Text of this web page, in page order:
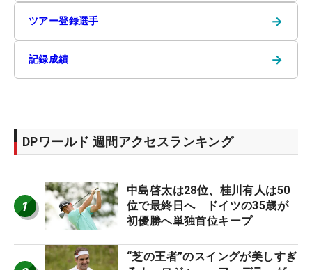
ツアー登録選手 →
記録成績 →
DPワールド 週間アクセスランキング
1
中島啓太は28位、桂川有人は50
位で最終日へ ドイツの35歳が
初優勝へ単独首位キープ
“芝の王者”のスイングが美しすぎ